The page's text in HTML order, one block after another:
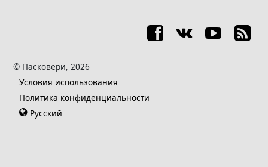
© Пасковери, 2026
Условия использования
Политика конфиденциальности
Русский